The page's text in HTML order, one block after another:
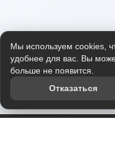
Мы используем cookies,
удобнее для вас. Вы
больше не появится.
Отказаться